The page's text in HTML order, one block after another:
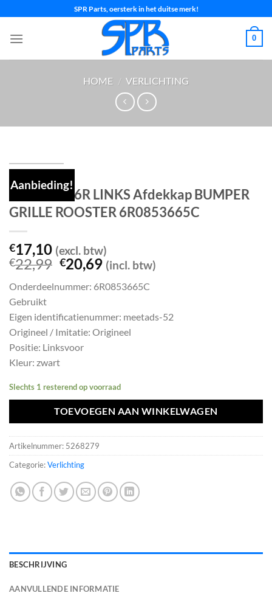
inhoud
SPR Parts, oersterk in het duitse merk!
0
HOME / VERLICHTING
Aanbieding!
VW POLO 6R LINKS Afdekkap BUMPER
GRILLE ROOSTER 6R0853665C
€17,10 (excl. btw)
€22,99 Oorspronkelijke
prijs
was:
€20,69Huidige
prijs
is:
(incl. btw)
Onderdeelnummer: 6R0853665C
Gebruikt
Eigen identificatienummer: meetads-52
Origineel / Imitatie: Origineel
Positie: Linksvoor
Kleur: zwart
Slechts 1 resterend op voorraad
TOEVOEGEN AAN WINKELWAGEN
Artikelnummer: 5268279
Categorie:Verlichting
BESCHRIJVING
AANVULLENDE INFORMATIE